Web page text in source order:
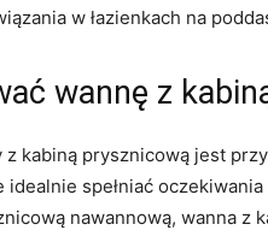
w łazienkach na
wannę z
z kabiną prysznicową jest
spełniać
nawannową, wanna z